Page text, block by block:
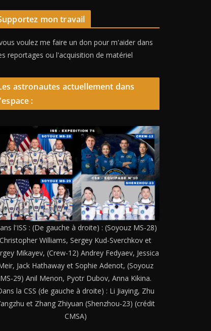
mon travail
voulez me faire un don pour m'aider dans
reportages ou l'acquisition de matériel
astronautes actuellement dans
:
l'ISS : (De gauche à droite) : (Soyouz MS-28)
Christopher Williams, Sergey Kud-Sverchkov et
Mikayev, (Crew-12) Andrey Fedyaev, Jessica
Jack Hathaway et Sophie Adenot, (Soyouz
MS-29) Anil Menon, Pyotr Dubov, Anna Kikina.
la CSS (de gauche à droite) : Li Jiaying, Zhu
et Zhang Zhiyuan (Shenzhou-23) (crédit
CMSA)